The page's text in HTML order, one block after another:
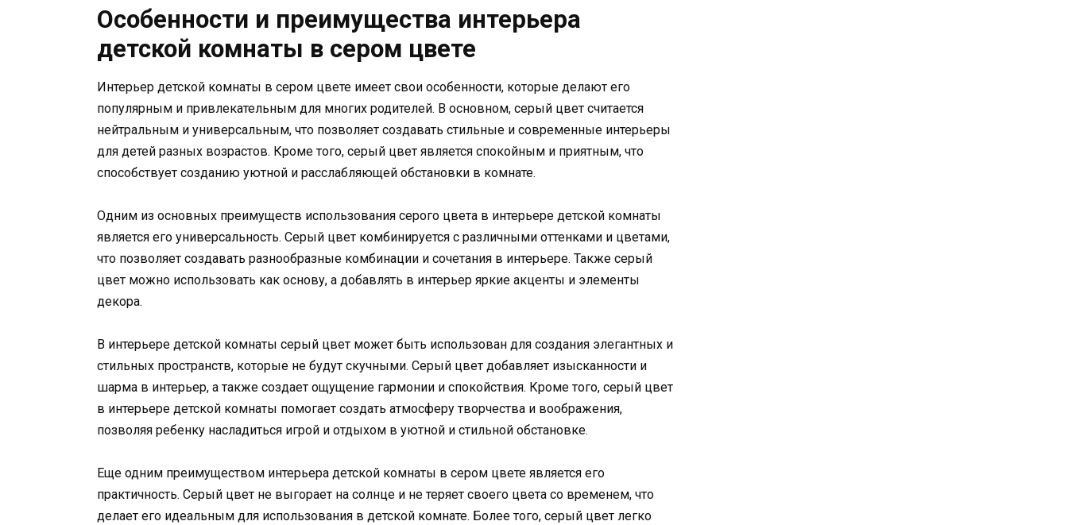
Особенности и преимущества интерьера
детской комнаты в сером цвете
Интерьер детской комнаты в сером цвете имеет свои особенности, которые делают его
популярным и привлекательным для многих родителей. В основном, серый цвет считается
нейтральным и универсальным, что позволяет создавать стильные и современные интерьеры
для детей разных возрастов. Кроме того, серый цвет является спокойным и приятным, что
способствует созданию уютной и расслабляющей обстановки в комнате.
Одним из основных преимуществ использования серого цвета в интерьере детской комнаты
является его универсальность. Серый цвет комбинируется с различными оттенками и цветами,
что позволяет создавать разнообразные комбинации и сочетания в интерьере. Также серый
цвет можно использовать как основу, а добавлять в интерьер яркие акценты и элементы
декора.
В интерьере детской комнаты серый цвет может быть использован для создания элегантных и
стильных пространств, которые не будут скучными. Серый цвет добавляет изысканности и
шарма в интерьер, а также создает ощущение гармонии и спокойствия. Кроме того, серый цвет
в интерьере детской комнаты помогает создать атмосферу творчества и воображения,
позволяя ребенку насладиться игрой и отдыхом в уютной и стильной обстановке.
Еще одним преимуществом интерьера детской комнаты в сером цвете является его
практичность. Серый цвет не выгорает на солнце и не теряет своего цвета со временем, что
делает его идеальным для использования в детской комнате. Более того, серый цвет легко